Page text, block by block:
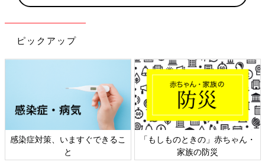
ピックアップ
感染症対策、いますぐできるこ
と
「もしものときの」赤ちゃん・
家族の防災